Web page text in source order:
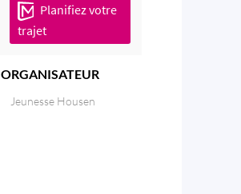
Planifiez votre
trajet
ORGANISATEUR
Jeunesse Housen